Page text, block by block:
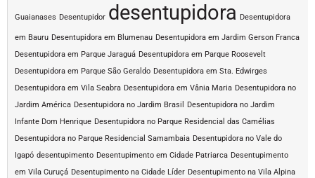
Guaianases Desentupidor desentupidora Desentupidora
em Bauru Desentupidora em Blumenau Desentupidora em Jardim Gerson Franca
Desentupidora em Parque Jaraguá Desentupidora em Parque Roosevelt
Desentupidora em Parque São Geraldo Desentupidora em Sta. Edwirges
Desentupidora em Vila Seabra Desentupidora em Vânia Maria Desentupidora no
Jardim América Desentupidora no Jardim Brasil
Desentupidora no Jardim
Infante Dom Henrique Desentupidora no Parque Residencial das Camélias
Desentupidora no Parque Residencial Samambaia Desentupidora no Vale do
Igapó desentupimento Desentupimento em Cidade Patriarca Desentupimento
em Vila Curuçá Desentupimento na Cidade Líder Desentupimento na Vila Alpina